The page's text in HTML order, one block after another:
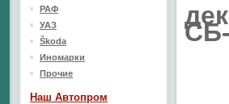
РАФ
УАЗ
Škoda
Иномарки
Прочие
Наш Aвтопром